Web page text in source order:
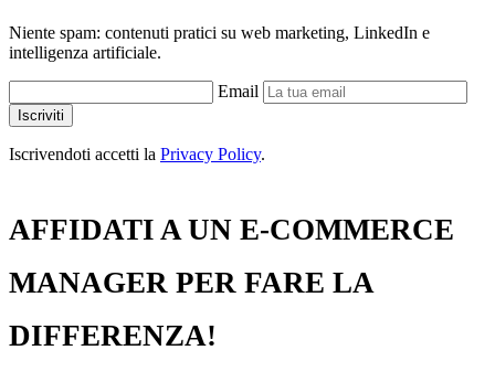
Niente spam: contenuti pratici su web marketing, LinkedIn e
intelligenza artificiale.
Email
Iscriviti
Iscrivendoti accetti la Privacy Policy.
AFFIDATI A UN E-COMMERCE
MANAGER PER FARE LA
DIFFERENZA!